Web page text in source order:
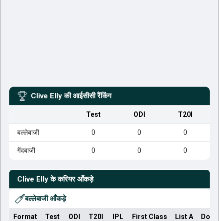
Clive Elly की आईसीसी रैंकिंग
Test ODI T20I
बल्लेबाजी 0 0 0
गेंदबाजी 0 0 0
Clive Elly के करियर आँकड़े
बल्लेबाजी आँकड़े
Format Test ODI T20I IPL First Class List A